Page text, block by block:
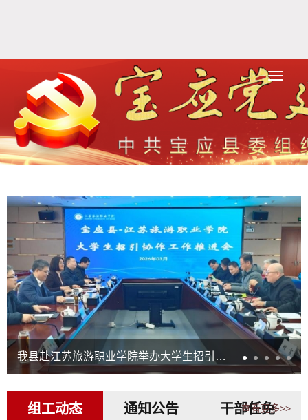
我县赴江苏旅游职业学院举办大学生招引协作工作推进会
组工动态 通知公告 干部任免
查看更多>>